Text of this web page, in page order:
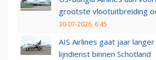
grootste vlootuitbreiding
30-07-2026, 6:45
AIS Airlines gaat jaar
lijndienst binnen Schotland